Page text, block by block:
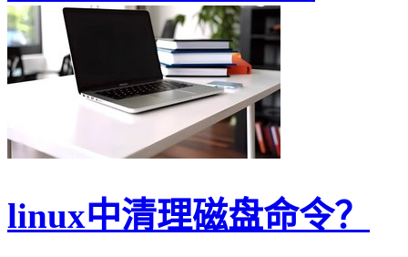
linux中清理磁盘命令？